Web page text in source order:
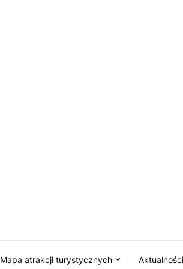
Mapa atrakcji turystycznych Aktualności